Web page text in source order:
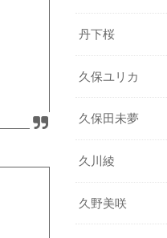
丹下桜
久保ユリカ
久保田未夢
久川綾
久野美咲